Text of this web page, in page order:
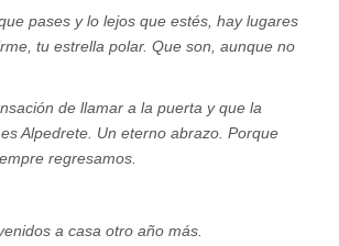
pases y lo lejos que estés, hay lugares
tu estrella polar. Que son, aunque no
de llamar a la puerta y que la
Alpedrete. Un eterno abrazo. Porque
regresamos.
a casa otro año más.